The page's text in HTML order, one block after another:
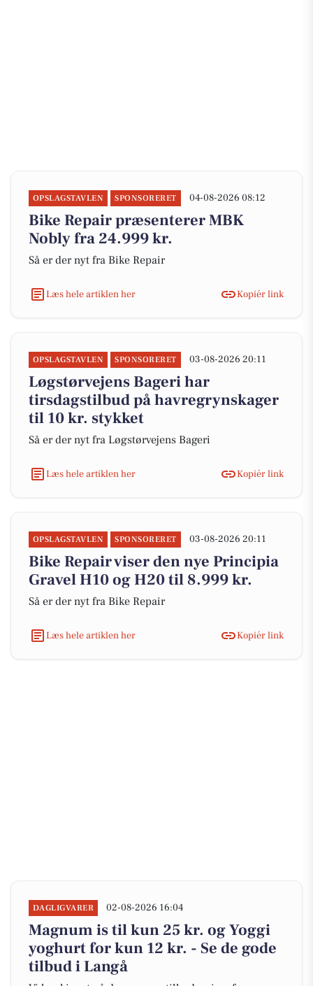
OPSLAGSTAVLEN SPONSORERET 04-08-2026 08:12
Bike Repair præsenterer MBK
Nobly fra 24.999 kr.
Så er der nyt fra Bike Repair
Læs hele artiklen her Kopiér link
OPSLAGSTAVLEN SPONSORERET 03-08-2026 20:11
Løgstørvejens Bageri har
tirsdagstilbud på havregrynskager
til 10 kr. stykket
Så er der nyt fra Løgstørvejens Bageri
Læs hele artiklen her Kopiér link
OPSLAGSTAVLEN SPONSORERET 03-08-2026 20:11
Bike Repair viser den nye Principia
Gravel H10 og H20 til 8.999 kr.
Så er der nyt fra Bike Repair
Læs hele artiklen her Kopiér link
DAGLIGVARER 02-08-2026 16:04
Magnum is til kun 25 kr. og Yoggi
yoghurt for kun 12 kr. - Se de gode
tilbud i Langå